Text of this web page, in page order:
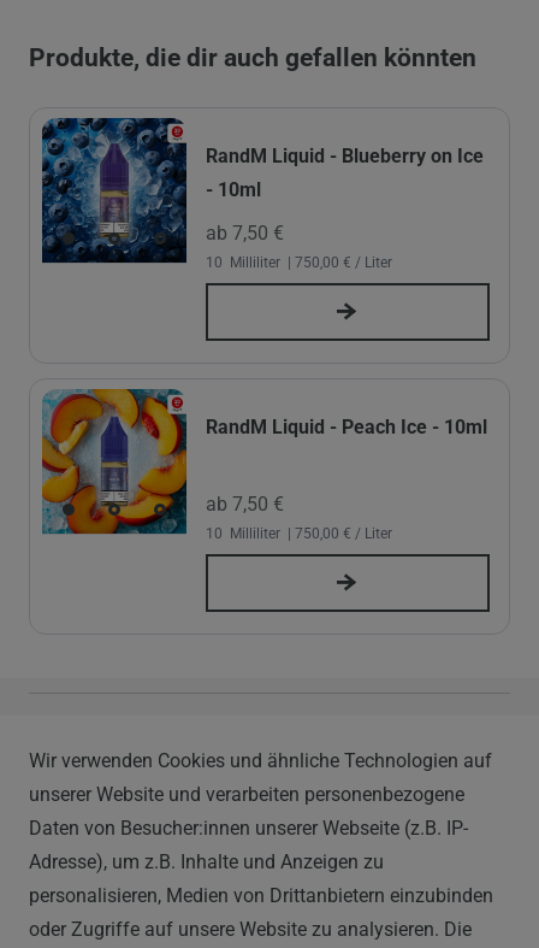
Produkte, die dir auch gefallen könnten
RandM Liquid - Blueberry on Ice
- 10ml
ab 7,50 €
10 Milliliter | 750,00 € / Liter
RandM Liquid - Peach Ice - 10ml
ab 7,50 €
10 Milliliter | 750,00 € / Liter
Im Hülsenfeld 9
40721 Hilden
0212 520-82 100
info@vapor-handel.de
Montag - Freitag, 09:00 - 16:00
Wir verwenden Cookies und ähnliche Technologien auf
unserer Website und verarbeiten personenbezogene
Daten von Besucher:innen unserer Webseite (z.B. IP-
Adresse), um z.B. Inhalte und Anzeigen zu
personalisieren, Medien von Drittanbietern einzubinden
oder Zugriffe auf unsere Website zu analysieren. Die